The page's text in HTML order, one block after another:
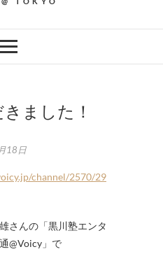
ました！
18日
さんの「黒川塾エンタ
@Voicy」で